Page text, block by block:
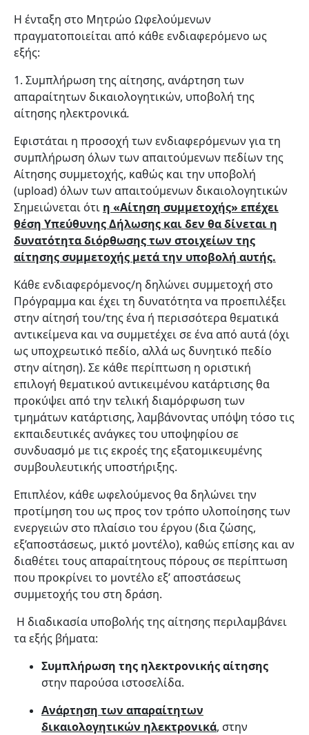
Η ένταξη στο Μητρώο Ωφελούμενων
πραγματοποιείται από κάθε ενδιαφερόμενο ως
εξής:
1. Συμπλήρωση της αίτησης, ανάρτηση των
απαραίτητων δικαιολογητικών, υποβολή της
αίτησης ηλεκτρονικά.
Εφιστάται η προσοχή των ενδιαφερόμενων για τη
συμπλήρωση όλων των απαιτούμενων πεδίων της
Αίτησης συμμετοχής, καθώς και την υποβολή
(upload) όλων των απαιτούμενων δικαιολογητικών
Σημειώνεται ότι η «Αίτηση συμμετοχής» επέχει
θέση Υπεύθυνης Δήλωσης και δεν θα δίνεται η
δυνατότητα διόρθωσης των στοιχείων της
αίτησης συμμετοχής μετά την υποβολή αυτής.
Κάθε ενδιαφερόμενος/η δηλώνει συμμετοχή στο
Πρόγραμμα και έχει τη δυνατότητα να προεπιλέξει
στην αίτησή του/της ένα ή περισσότερα θεματικά
αντικείμενα και να συμμετέχει σε ένα από αυτά (όχι
ως υποχρεωτικό πεδίο, αλλά ως δυνητικό πεδίο
στην αίτηση). Σε κάθε περίπτωση η οριστική
επιλογή θεματικού αντικειμένου κατάρτισης θα
προκύψει από την τελική διαμόρφωση των
τμημάτων κατάρτισης, λαμβάνοντας υπόψη τόσο τις
εκπαιδευτικές ανάγκες του υποψηφίου σε
συνδυασμό με τις εκροές της εξατομικευμένης
συμβουλευτικής υποστήριξης.
Επιπλέον, κάθε ωφελούμενος θα δηλώνει την
προτίμηση του ως προς τον τρόπο υλοποίησης των
ενεργειών στο πλαίσιο του έργου (δια ζώσης,
εξ’αποστάσεως, μικτό μοντέλο), καθώς επίσης και αν
διαθέτει τους απαραίτητους πόρους σε περίπτωση
που προκρίνει το μοντέλο εξ’ αποστάσεως
συμμετοχής του στη δράση.
Η διαδικασία υποβολής της αίτησης περιλαμβάνει
τα εξής βήματα:
Συμπλήρωση της ηλεκτρονικής αίτησης
στην παρούσα ιστοσελίδα.
Ανάρτηση των απαραίτητων
δικαιολογητικών ηλεκτρονικά, στην